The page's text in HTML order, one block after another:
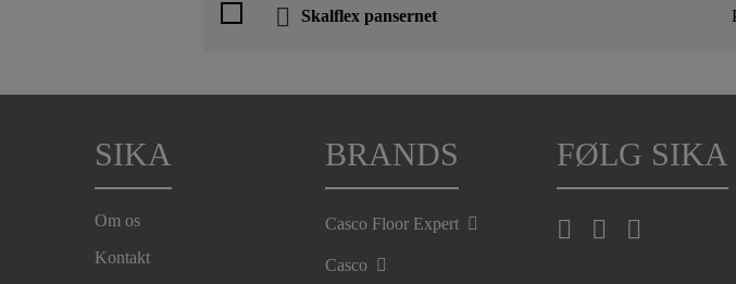
Skalflex pansernet
SIKA
Om os
Kontakt
BRANDS
Casco Floor Expert
Casco
FØLG SIKA